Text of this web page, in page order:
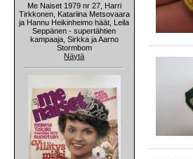
Me Naiset 1979 nr 27, Harri
Tirkkonen, Katariina Metsovaara
ja Hannu Heikinheimo häät, Leila
Seppänen - supertähtien
kampaaja, Sirkka ja Aarno
Stormbom
Näytä